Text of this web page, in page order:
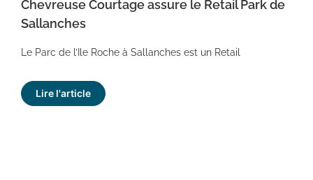
Chevreuse Courtage assure le Retail Park de
Sallanches
Le Parc de l’Ile Roche à Sallanches est un Retail
Lire l'article